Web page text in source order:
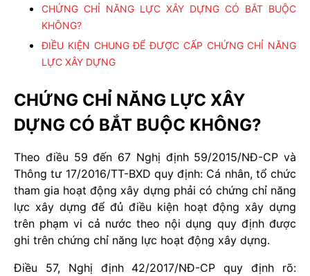
CHỨNG CHỈ NĂNG LỰC XÂY DỰNG CÓ BẮT BUỘC
KHÔNG?
ĐIỀU KIỆN CHUNG ĐỂ ĐƯỢC CẤP CHỨNG CHỈ NĂNG
LỰC XÂY DỰNG
CHỨNG CHỈ NĂNG LỰC XÂY
DỰNG CÓ BẮT BUỘC KHÔNG?
Theo điều 59 đến 67 Nghị định 59/2015/NĐ-CP và
Thông tư 17/2016/TT-BXD quy định: Cá nhân, tổ chức
tham gia hoạt động xây dựng phải có chứng chỉ năng
lực xây dựng để đủ điều kiện hoạt động xây dựng
trên phạm vi cả nước theo nội dụng quy định được
ghi trên chứng chỉ năng lực hoạt động xây dựng.
Điều 57, Nghị định 42/2017/NĐ-CP quy định rõ: